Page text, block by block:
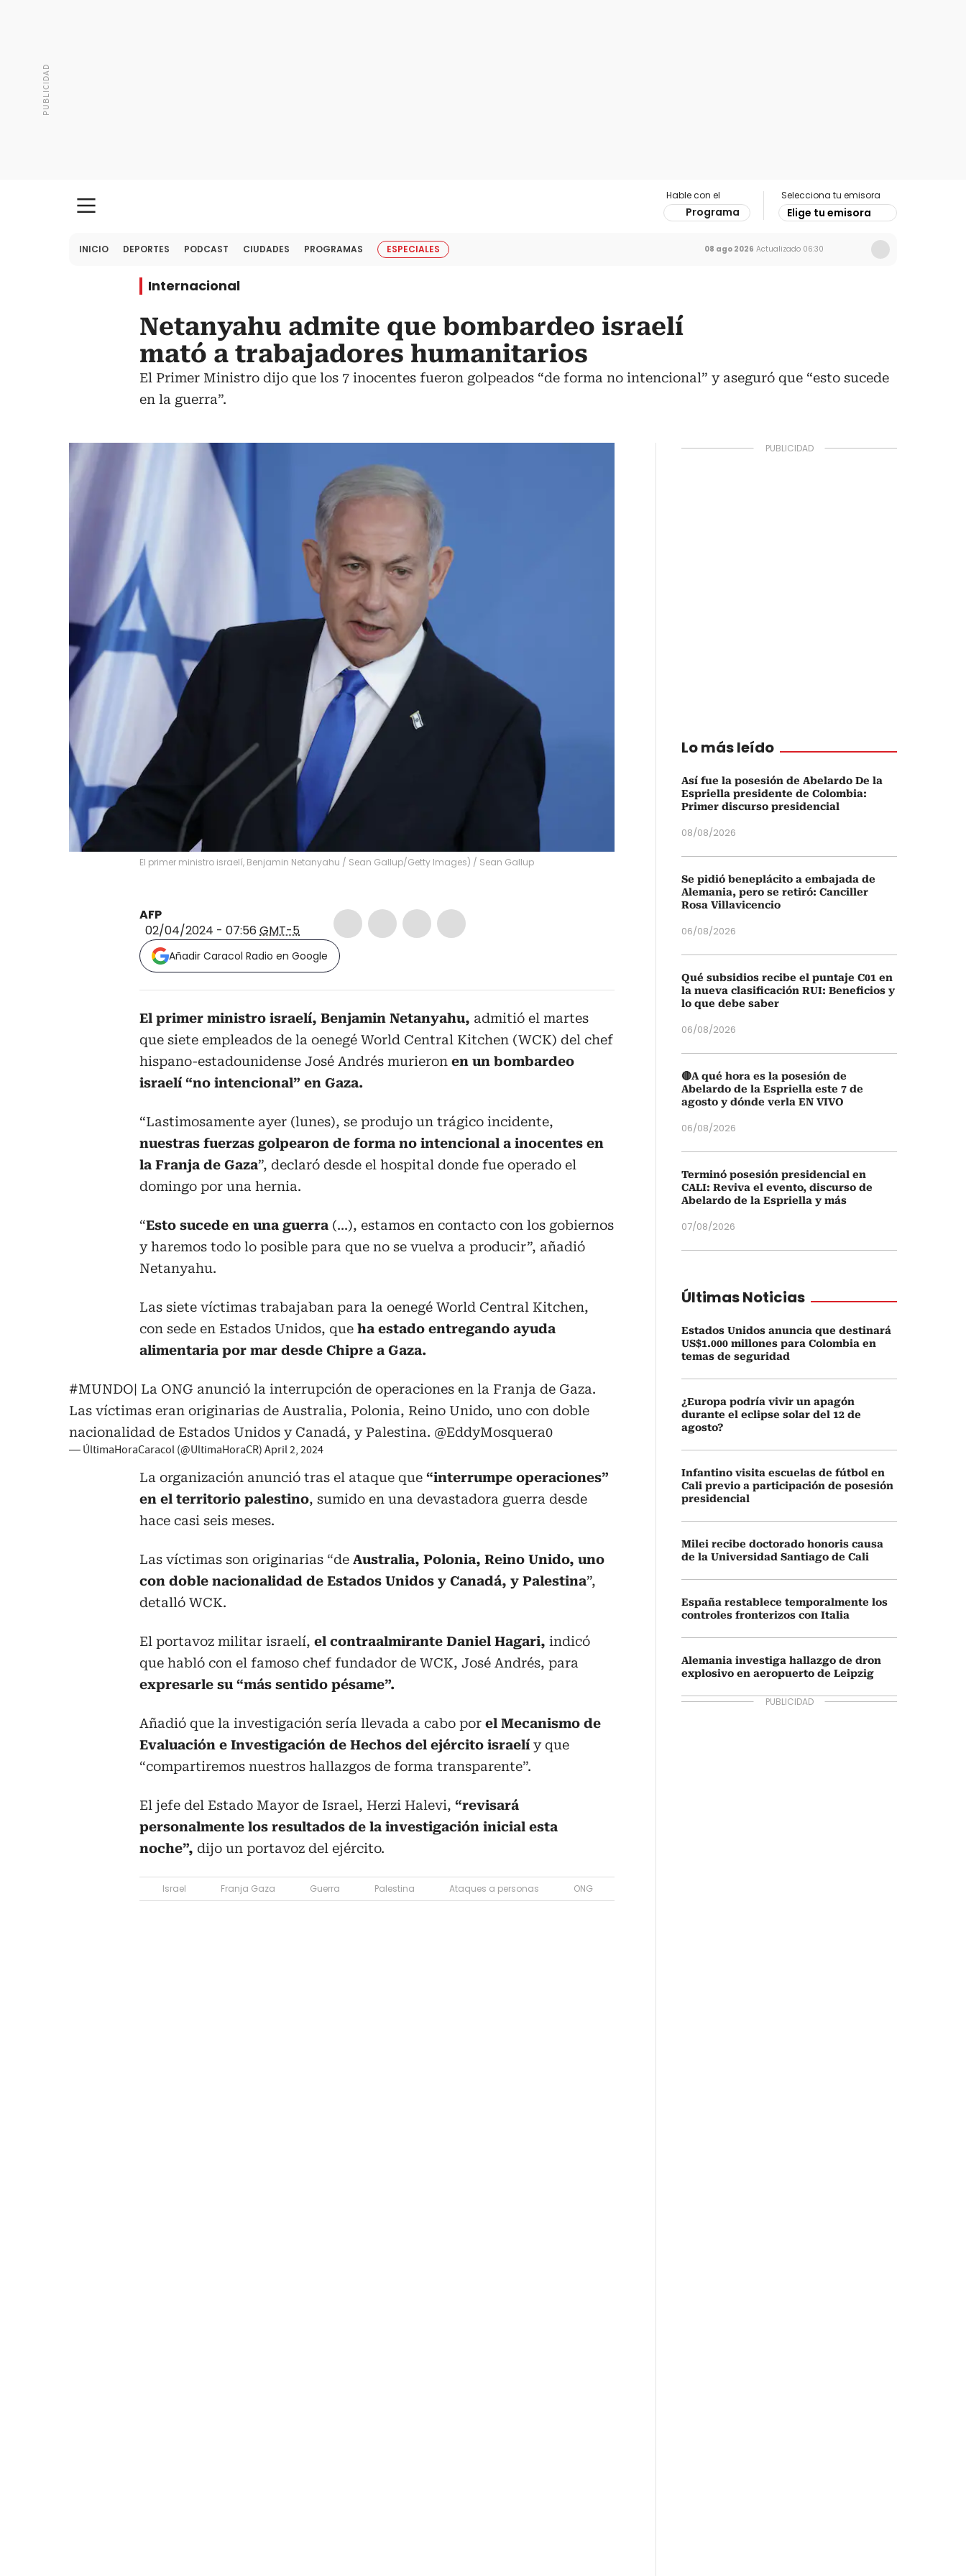
Hable con el
Programa
Selecciona tu emisora
Elige tu emisora
INICIO DEPORTES PODCAST CIUDADES PROGRAMAS ESPECIALES 08 ago 2026 Actualizado 06:30
Internacional
Netanyahu admite que bombardeo israelí
mató a trabajadores humanitarios
El Primer Ministro dijo que los 7 inocentes fueron golpeados “de forma no intencional” y aseguró que “esto sucede
en la guerra”.
El primer ministro israelí, Benjamin Netanyahu / Sean Gallup/Getty Images) / Sean Gallup
AFP
02/04/2024 - 07:56 GMT-5
Añadir Caracol Radio en Google
El primer ministro israelí, Benjamin Netanyahu, admitió el martes
que siete empleados de la oenegé World Central Kitchen (WCK) del chef
hispano-estadounidense José Andrés murieron en un bombardeo
israelí “no intencional” en Gaza.
“Lastimosamente ayer (lunes), se produjo un trágico incidente,
nuestras fuerzas golpearon de forma no intencional a inocentes en
la Franja de Gaza”, declaró desde el hospital donde fue operado el
domingo por una hernia.
“Esto sucede en una guerra (...), estamos en contacto con los gobiernos
y haremos todo lo posible para que no se vuelva a producir”, añadió
Netanyahu.
Las siete víctimas trabajaban para la oenegé World Central Kitchen,
con sede en Estados Unidos, que ha estado entregando ayuda
alimentaria por mar desde Chipre a Gaza.
#MUNDO| La ONG anunció la interrupción de operaciones en la Franja de Gaza.
Las víctimas eran originarias de Australia, Polonia, Reino Unido, uno con doble
nacionalidad de Estados Unidos y Canadá, y Palestina. @EddyMosquera0
— ÚltimaHoraCaracol (@UltimaHoraCR) April 2, 2024
La organización anunció tras el ataque que “interrumpe operaciones”
en el territorio palestino, sumido en una devastadora guerra desde
hace casi seis meses.
Las víctimas son originarias “de Australia, Polonia, Reino Unido, uno
con doble nacionalidad de Estados Unidos y Canadá, y Palestina”,
detalló WCK.
El portavoz militar israelí, el contraalmirante Daniel Hagari, indicó
que habló con el famoso chef fundador de WCK, José Andrés, para
expresarle su “más sentido pésame”.
Añadió que la investigación sería llevada a cabo por el Mecanismo de
Evaluación e Investigación de Hechos del ejército israelí y que
“compartiremos nuestros hallazgos de forma transparente”.
El jefe del Estado Mayor de Israel, Herzi Halevi, “revisará
personalmente los resultados de la investigación inicial esta
noche”, dijo un portavoz del ejército.
Israel Franja Gaza Guerra Palestina Ataques a personas ONG
Lo más leído
Así fue la posesión de Abelardo De la
Espriella presidente de Colombia:
Primer discurso presidencial
08/08/2026
Se pidió beneplácito a embajada de
Alemania, pero se retiró: Canciller
Rosa Villavicencio
06/08/2026
Qué subsidios recibe el puntaje C01 en
la nueva clasificación RUI: Beneficios y
lo que debe saber
06/08/2026
🔴A qué hora es la posesión de
Abelardo de la Espriella este 7 de
agosto y dónde verla EN VIVO
06/08/2026
Terminó posesión presidencial en
CALI: Reviva el evento, discurso de
Abelardo de la Espriella y más
07/08/2026
Últimas Noticias
Estados Unidos anuncia que destinará
US$1.000 millones para Colombia en
temas de seguridad
¿Europa podría vivir un apagón
durante el eclipse solar del 12 de
agosto?
Infantino visita escuelas de fútbol en
Cali previo a participación de posesión
presidencial
Milei recibe doctorado honoris causa
de la Universidad Santiago de Cali
España restablece temporalmente los
controles fronterizos con Italia
Alemania investiga hallazgo de dron
explosivo en aeropuerto de Leipzig